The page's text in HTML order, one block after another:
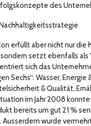
des
erfüllt aber nicht nur die
sondern setzt ebenfalls
sich das
Sechs“: Wasser,
& Qualität,
im Jahr 2008
bereits um gut 21 %
Ausserdem wurde